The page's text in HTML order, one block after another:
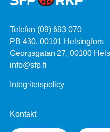
Telefon (09) 693 070
PB 430, 00101 Helsingfors
Georgsgatan 27, 00100
info@sfp.fi
Integritetspolicy
Kontakt